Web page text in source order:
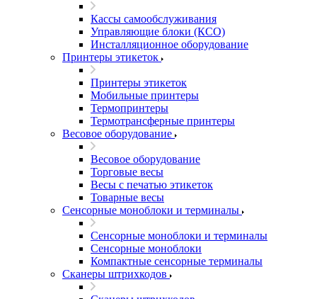
Кассы самообслуживания
Управляющие блоки (КСО)
Инсталляционное оборудование
Принтеры этикеток
Принтеры этикеток
Мобильные принтеры
Термопринтеры
Термотрансферные принтеры
Весовое оборудование
Весовое оборудование
Торговые весы
Весы с печатью этикеток
Товарные весы
Сенсорные моноблоки и терминалы
Сенсорные моноблоки и терминалы
Сенсорные моноблоки
Компактные сенсорные терминалы
Сканеры штрихкодов